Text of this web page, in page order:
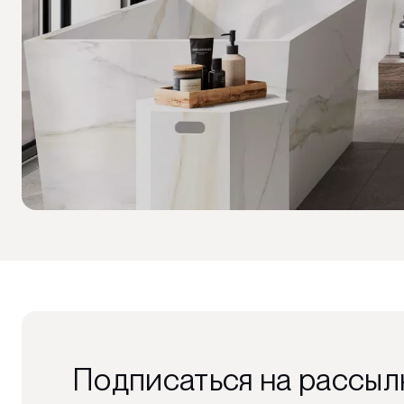
Подписаться на